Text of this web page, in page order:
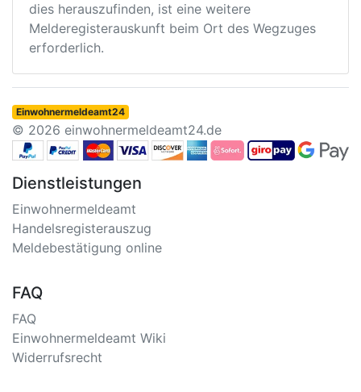
dies herauszufinden, ist eine weitere
Melderegisterauskunft beim Ort des Wegzuges
erforderlich.
Einwohnermeldeamt24
© 2026 einwohnermeldeamt24.de
Dienstleistungen
Einwohnermeldeamt
Handelsregisterauszug
Meldebestätigung online
FAQ
FAQ
Einwohnermeldeamt Wiki
Widerrufsrecht